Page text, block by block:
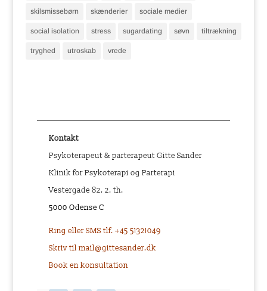
skilsmissebørn skænderier sociale medier
social isolation stress sugardating søvn tiltrækning
tryghed utroskab vrede
Kontakt
Psykoterapeut & parterapeut Gitte Sander
Klinik for Psykoterapi og Parterapi
Vestergade 82, 2. th.
5000 Odense C
Ring eller SMS tlf. +45 51321049
Skriv til mail@gittesander.dk
Book en konsultation